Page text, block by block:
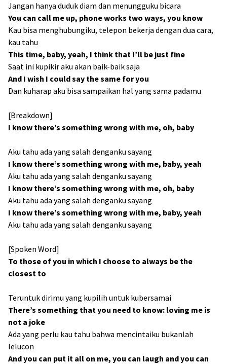
Jangan hanya duduk diam dan menungguku bicara
You can call me up, phone works two ways, you know
Kau bisa menghubungiku, telepon bekerja dengan dua cara,
kau tahu
This time, baby, yeah, I think that I’ll be just fine
Saat ini kupikir aku akan baik-baik saja
And I wish I could say the same for you
Dan kuharap aku bisa sampaikan hal yang sama padamu
[Breakdown]
I know there’s something wrong with me, oh, baby
Aku tahu ada yang salah denganku sayang
I know there’s something wrong with me, baby, yeah
Aku tahu ada yang salah denganku sayang
I know there’s something wrong with me, oh, baby
Aku tahu ada yang salah denganku sayang
I know there’s something wrong with me, baby, yeah
Aku tahu ada yang salah denganku sayang
[Spoken Word]
To those of you in which I choose to always be the
closest to
Teruntuk dirimu yang kupilih untuk kubersamai
There’s something that you need to know: loving me is
not a joke
Ada yang perlu kau tahu bahwa mencintaiku bukanlah
lelucon
And you can put it all on me, you can laugh and you can